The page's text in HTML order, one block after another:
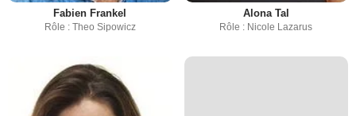
Fabien Frankel
Rôle : Theo Sipowicz
Alona Tal
Rôle : Nicole Lazarus